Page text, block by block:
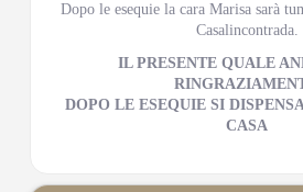
Dopo le esequie la cara Marisa sarà
Casalincontrada.
IL PRESENTE QUALE
DOPO LE ESEQUIE SI
CASA